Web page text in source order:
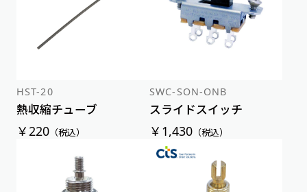
HST-20
熱収縮チューブ
￥220（税込）
SWC-SON-ONB
スライドスイッチ
￥1,430 （税込）